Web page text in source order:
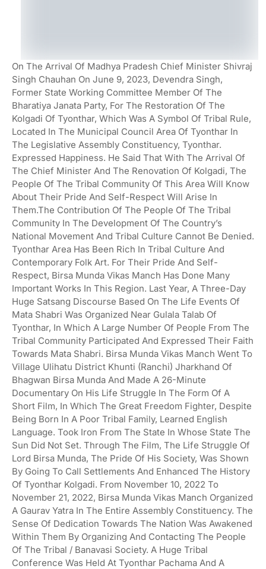
On The Arrival Of Madhya Pradesh Chief Minister Shivraj
Singh Chauhan On June 9, 2023, Devendra Singh,
Former State Working Committee Member Of The
Bharatiya Janata Party, For The Restoration Of The
Kolgadi Of Tyonthar, Which Was A Symbol Of Tribal Rule,
Located In The Municipal Council Area Of Tyonthar In
The Legislative Assembly Constituency, Tyonthar.
Expressed Happiness. He Said That With The Arrival Of
The Chief Minister And The Renovation Of Kolgadi, The
People Of The Tribal Community Of This Area Will Know
About Their Pride And Self-Respect Will Arise In
Them.The Contribution Of The People Of The Tribal
Community In The Development Of The Country’s
National Movement And Tribal Culture Cannot Be Denied.
Tyonthar Area Has Been Rich In Tribal Culture And
Contemporary Folk Art. For Their Pride And Self-
Respect, Birsa Munda Vikas Manch Has Done Many
Important Works In This Region. Last Year, A Three-Day
Huge Satsang Discourse Based On The Life Events Of
Mata Shabri Was Organized Near Gulala Talab Of
Tyonthar, In Which A Large Number Of People From The
Tribal Community Participated And Expressed Their Faith
Towards Mata Shabri. Birsa Munda Vikas Manch Went To
Village Ulihatu District Khunti (Ranchi) Jharkhand Of
Bhagwan Birsa Munda And Made A 26-Minute
Documentary On His Life Struggle In The Form Of A
Short Film, In Which The Great Freedom Fighter, Despite
Being Born In A Poor Tribal Family, Learned English
Language. Took Iron From The State In Whose State The
Sun Did Not Set. Through The Film, The Life Struggle Of
Lord Birsa Munda, The Pride Of His Society, Was Shown
By Going To Call Settlements And Enhanced The History
Of Tyonthar Kolgadi. From November 10, 2022 To
November 21, 2022, Birsa Munda Vikas Manch Organized
A Gaurav Yatra In The Entire Assembly Constituency. The
Sense Of Dedication Towards The Nation Was Awakened
Within Them By Organizing And Contacting The People
Of The Tribal / Banavasi Society. A Huge Tribal
Conference Was Held At Tyonthar Pachama And A